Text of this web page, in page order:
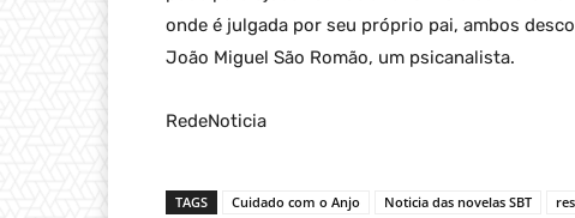
onde é julgada por seu próprio pai, ambos
João Miguel São Romão, um psicanalista.
RedeNoticia
TAGS Cuidado com o Anjo Noticia das novelas SBT